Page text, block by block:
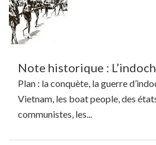
Note historique :
Plan : la conquète, la guerre
Vietnam, les boat people, des
communistes, les...